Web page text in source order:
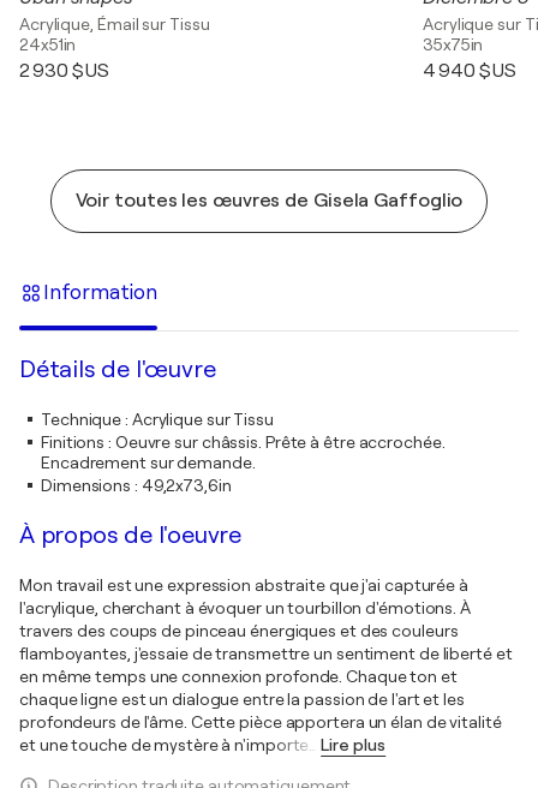
Acrylique, Émail sur Tissu
24x51in
2 930 $US
Acrylique sur
35x75in
4 940 $US
Voir toutes les œuvres de Gisela Gaffoglio
Information
Détails de l'œuvre
Technique: Acrylique sur Tissu
Finitions : Oeuvre sur châssis. Prête à être accrochée.
Encadrement sur demande.
Dimensions : 49,2x73,6in
À propos de l'oeuvre
Mon travail est une expression abstraite que j'ai capturée à
l'acrylique, cherchant à évoquer un tourbillon d'émotions. À
travers des coups de pinceau énergiques et des couleurs
flamboyantes, j'essaie de transmettre un sentiment de liberté et
en même temps une connexion profonde. Chaque ton et
chaque ligne est un dialogue entre la passion de l'art et les
profondeurs de l'âme. Cette pièce apportera un élan de vitalité
et une touche de mystère à n'importe
Lire plus